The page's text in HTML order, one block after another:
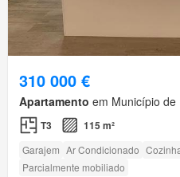
310 000 €
Apartamento em Município de
T3 115 m²
Garajem Ar Condicionado
Parcialmente mobiliado